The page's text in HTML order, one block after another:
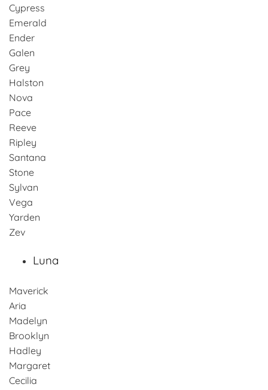
Cypress
Emerald
Ender
Galen
Grey
Halston
Nova
Pace
Reeve
Ripley
Santana
Stone
Sylvan
Vega
Yarden
Zev
Luna
Maverick
Aria
Madelyn
Brooklyn
Hadley
Margaret
Cecilia